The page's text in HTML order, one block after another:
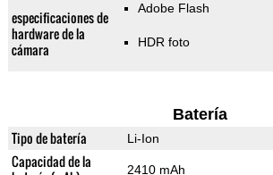
especificaciones de
hardware de la
cámara
Adobe Flash
HDR foto
Batería
Tipo de batería Li-Ion
Capacidad de la
2410 mAh